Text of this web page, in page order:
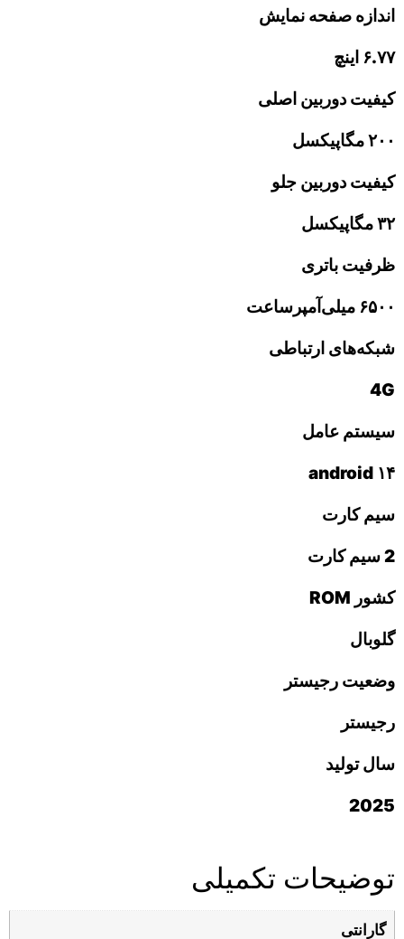
اندازه صفحه نمایش
۶.۷۷ اینچ
کیفیت دوربین اصلی
۲۰۰ مگاپیکسل
کیفیت دوربین جلو
۳۲ مگاپیکسل
ظرفیت باتری
۶۵۰۰ میلی‌آمپرساعت
شبکه‌های ارتباطی
4G
سیستم عامل
android ۱۴
سیم کارت
2 سیم کارت
کشور ROM
گلوبال
وضعیت رجیستر
رجیستر
سال تولید
2025
توضیحات تکمیلی
گارانتی